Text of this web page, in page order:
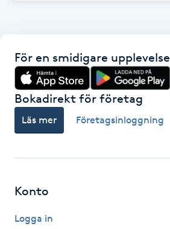
Nagelförlängning gelé
Nagelförlängning glasfiber
Nagelförlängning silke
Nagelförstärkning
Nagelklippning
Nagelsvamp
För en smidigare upplevelse
Bokadirekt för företag
Läs mer Företagsinloggning
Konto
Logga in